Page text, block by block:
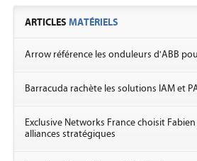
ARTICLES MATÉRIELS
Arrow référence les onduleurs d'ABB
Barracuda rachète les solutions IAM et
Exclusive Networks France choisit
alliances stratégiques